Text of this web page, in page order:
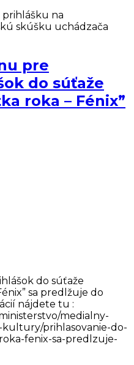
na
skúšku uchádzača
pre
do súťaže
roka – Fénix”
do súťaže
sa predlžuje do
nájdete tu :
medialny-
kultury/prihlasovanie-do-
fenix-sa-predlzuje-